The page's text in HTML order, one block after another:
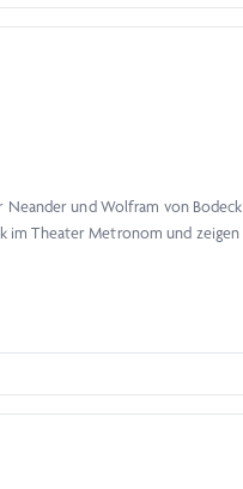
und Wolfram von
Theater Metronom und zeigen